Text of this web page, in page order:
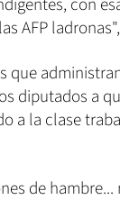
con
AFP
que
diputados a
a la clase
de